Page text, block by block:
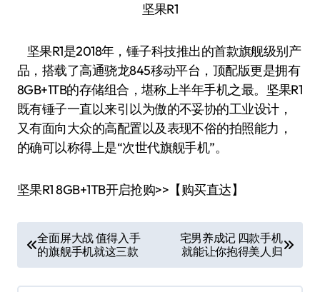
坚果R1
坚果R1是2018年，锤子科技推出的首款旗舰级别产
品，搭载了高通骁龙845移动平台，顶配版更是拥有
8GB+1TB的存储组合，堪称上半年手机之最。坚果R1
既有锤子一直以来引以为傲的不妥协的工业设计，
又有面向大众的高配置以及表现不俗的拍照能力，
的确可以称得上是“次世代旗舰手机”。
坚果R1 8GB+1TB开启抢购>>【购买直达】
章
导
全面屏大战 值得入手
的旗舰手机就这三款
宅男养成记 四款手机
就能让你抱得美人归